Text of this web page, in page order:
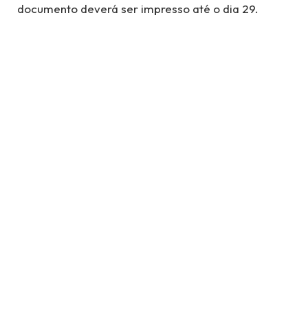
documento deverá ser impresso até o dia 29.